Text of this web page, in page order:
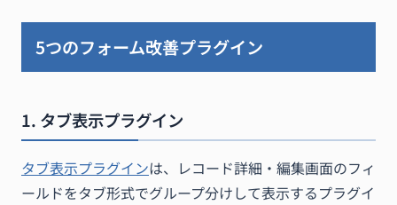
5つのフォーム改善プラグイン
1. タブ表示プラグイン
タブ表示プラグインは、レコード詳細・編集画面のフィ
ールドをタブ形式でグループ分けして表示するプラグイ